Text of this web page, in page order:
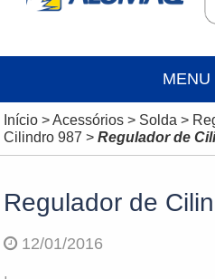
MENU
Início>Acessórios> Solda >
Cilindro 987 > Regulador de
Regulador de
12/01/2016